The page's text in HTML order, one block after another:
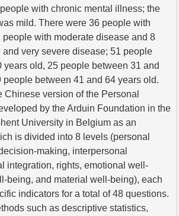
with chronic mental illness; the
mild. There were 36 people with
with moderate disease and 8
very severe disease; 51 people
years old, 25 people between 31 and
people between 41 and 64 years old.
Chinese version of the Personal
by the Arduin Foundation in the
University in Belgium as an
is divided into 8 levels (personal
making, interpersonal
integration, rights, emotional well-
being, and material well-being), each
indicators for a total of 48 questions.
such as descriptive statistics,